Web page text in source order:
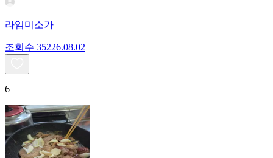
라임미소가
조회수 35226.08.02
6